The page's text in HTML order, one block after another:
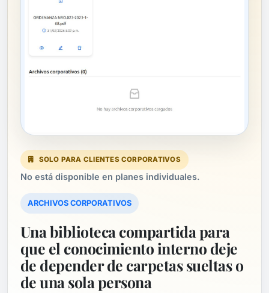
SOLO PARA CLIENTES CORPORATIVOS
No está disponible en planes individuales.
ARCHIVOS CORPORATIVOS
Una biblioteca compartida para
que el conocimiento interno deje
de depender de carpetas sueltas o
de una sola persona